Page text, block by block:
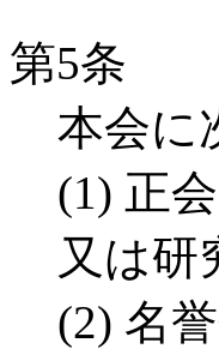
第5条
本会に
(1) 正
又は研
(2) 名